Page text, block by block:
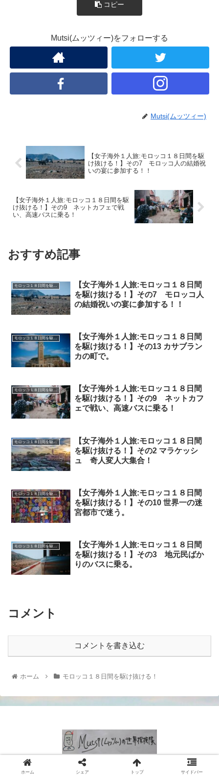
コピー
Mutsi(ムッツィー)をフォローする
Mutsi(ムッツィー)
【女子海外１人旅:モロッコ１８日間を駆
け抜ける！】その7 モロッコ人の結婚祝
いの宴に参加する！！
【女子海外１人旅:モロッコ１８日間を駆
け抜ける！】その9 ネットカフェで戦
い、高速バスに乗る！
おすすめ記事
モロッコ１８日間を駆け抜ける！
【女子海外１人旅:モロッコ１８日間
を駆け抜ける！】その7 モロッコ人
の結婚祝いの宴に参加する！！
モロッコ１８日間を駆け抜ける！
【女子海外１人旅:モロッコ１８日間
を駆け抜ける！】その13 カサブラン
カの町で。
モロッコ１８日間を駆け抜ける！
【女子海外１人旅:モロッコ１８日間
を駆け抜ける！】その9 ネットカフ
ェで戦い、高速バスに乗る！
モロッコ１８日間を駆け抜ける！
【女子海外１人旅:モロッコ１８日間
を駆け抜ける！】その2 マラケッシ
ュ 奇人変人大集合！
モロッコ１８日間を駆け抜ける！
【女子海外１人旅:モロッコ１８日間
を駆け抜ける！】その10 世界一の迷
宮都市で迷う。
モロッコ１８日間を駆け抜ける！
【女子海外１人旅:モロッコ１８日間
を駆け抜ける！】その3 地元民ばか
りのバスに乗る。
コメント
コメントを書き込む
ホーム モロッコ１８日間を駆け抜ける！
© 2021 Mutsi (ムッツィー）の世界探検隊.
ホーム シェア トップ サイドバー